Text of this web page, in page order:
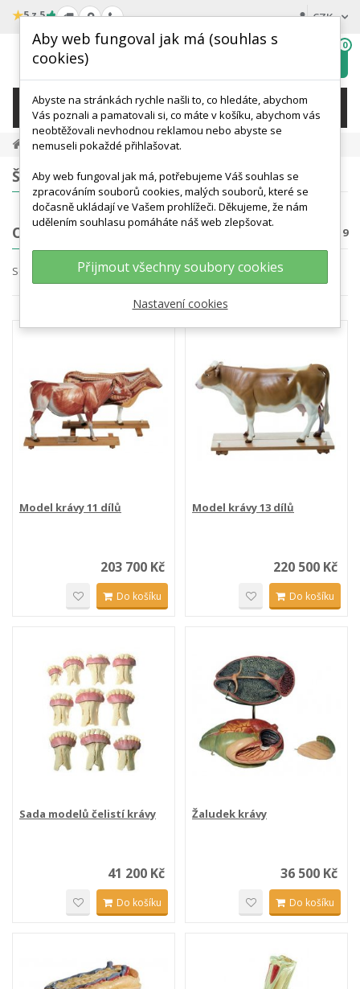
★5 z 5 CZK
wishlist
0
KATEGORIE
Zakázková Výroba Obratlovci
ŠTÍTKY
OBRATLOVCI Počet produktů: 9
Seřadit podle
Model krávy 11 dílů
203 700 Kč
Do košíku
Model krávy 13 dílů
220 500 Kč
Do košíku
Sada modelů čelistí krávy
41 200 Kč
Do košíku
Žaludek krávy
36 500 Kč
Do košíku
Aby web fungoval jak má (souhlas s
cookies)
Abyste na stránkách rychle našli to, co hledáte, abychom
Vás poznali a pamatovali si, co máte v košíku, abychom vás
neobtěžovali nevhodnou reklamou nebo abyste se
nemuseli pokaždé přihlašovat.
Aby web fungoval jak má, potřebujeme Váš souhlas se
zpracováním souborů cookies, malých souborů, které se
dočasně ukládají ve Vašem prohlížeči. Děkujeme, že nám
udělením souhlasu pomáháte náš web zlepšovat.
Přijmout všechny soubory cookies
Nastavení cookies